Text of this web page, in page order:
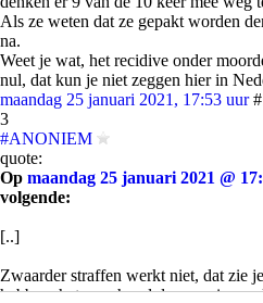
Als ze weten dat ze gepakt worden
na.
Weet je wat, het recidive onder
nul, dat kun je niet zeggen hier in
maandag 25 januari 2021, 17:53 uur
3
#ANONIEM
quote:
Op maandag 25 januari 2021 @
volgende:
[..]
Zwaarder straffen werkt niet, dat zie
hebben, het weerhoud daar er